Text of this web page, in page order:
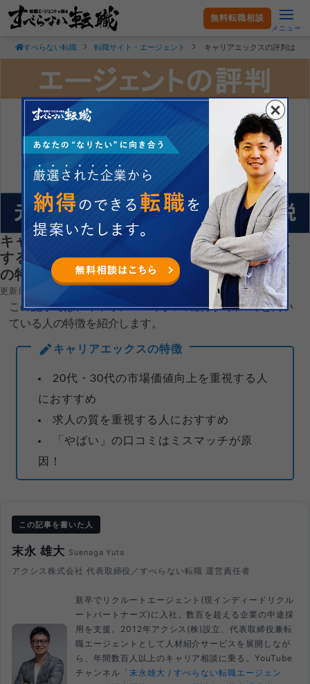
無料転職相談
メニュー
すべらない転職 転職サイト・エージェント キャリアエックスの評判は？
キャリアエックスの評判は？求人の質を重視
する人におすすめ！その理由と向いている人
の特徴
更新日：2026.08.06
この記事では、キャリア・エックスの評判・口コミと向い
ている人の特徴を紹介します。
キャリアエックスの特徴
20代・30代の市場価値向上を重視する人
におすすめ
求人の質を重視する人におすすめ
「やばい」の口コミはミスマッチが原
因！
この記事を書いた人
末永 雄大 Suenaga Yuta
アクシス株式会社 代表取締役／すべらない転職 運営責任者
新卒でリクルートエージェント(現インディードリクル
ートパートナーズ)に入社。数百を超える企業の中途採
用を支援。2012年アクシス(株)設立、代表取締役兼転
職エージェントとして人材紹介サービスを展開しなが
ら、年間数百人以上のキャリア相談に乗る。YouTube
チャンネル 「末永雄大 / すべらない転職エージェン